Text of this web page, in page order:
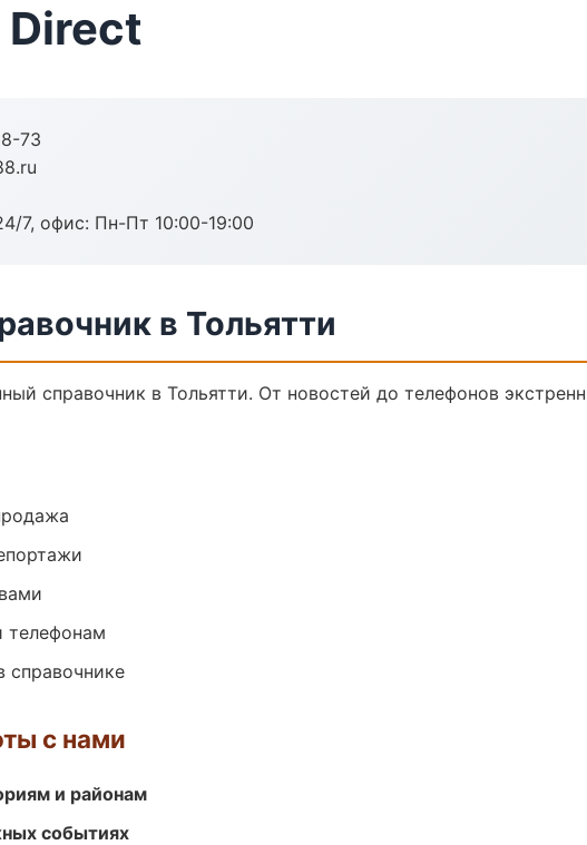
73
7, офис: Пн-Пт 10:00-19:00
в Тольятти
справочник в Тольятти. От новостей до телефонов
телефонам
справочнике
с нами
и районам
событиях